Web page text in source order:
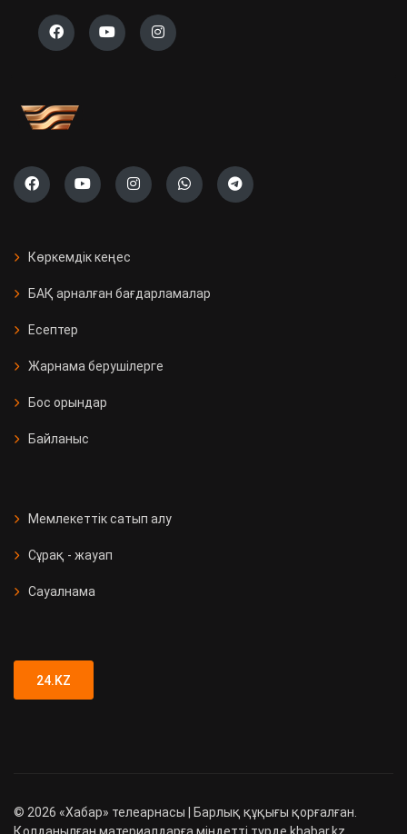
Көркемдік кеңес
БАҚ арналған бағдарламалар
Есептер
Жарнама берушілерге
Бос орындар
Байланыс
Мемлекеттік сатып алу
Сұрақ - жауап
Сауалнама
24.KZ
© 2026 «Хабар» телеарнасы | Барлық құқығы қорғалған.
Қолданылған материалдарға міндетті түрде khabar.kz